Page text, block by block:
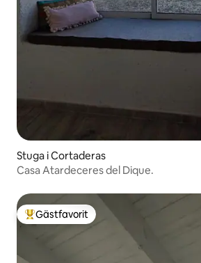
Stuga i Cortaderas
Casa Atardeceres del Dique.
Populär gästfavorit
Gästfavorit